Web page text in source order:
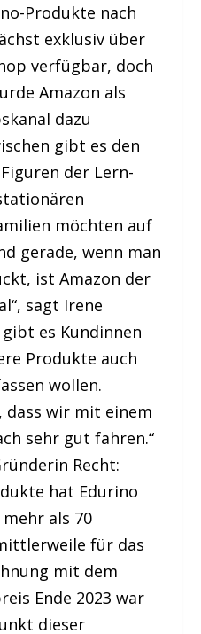
Produkte nach
exklusiv über
verfügbar, doch
Amazon als
dazu
gibt es den
der Lern-
möchten auf
gerade, wenn man
ist Amazon der
sagt Irene
es Kundinnen
Produkte auch
wollen.
dass wir mit einem
sehr gut fahren.“
Recht:
hat Edurino
als 70
für das
mit dem
Ende 2023 war
dieser